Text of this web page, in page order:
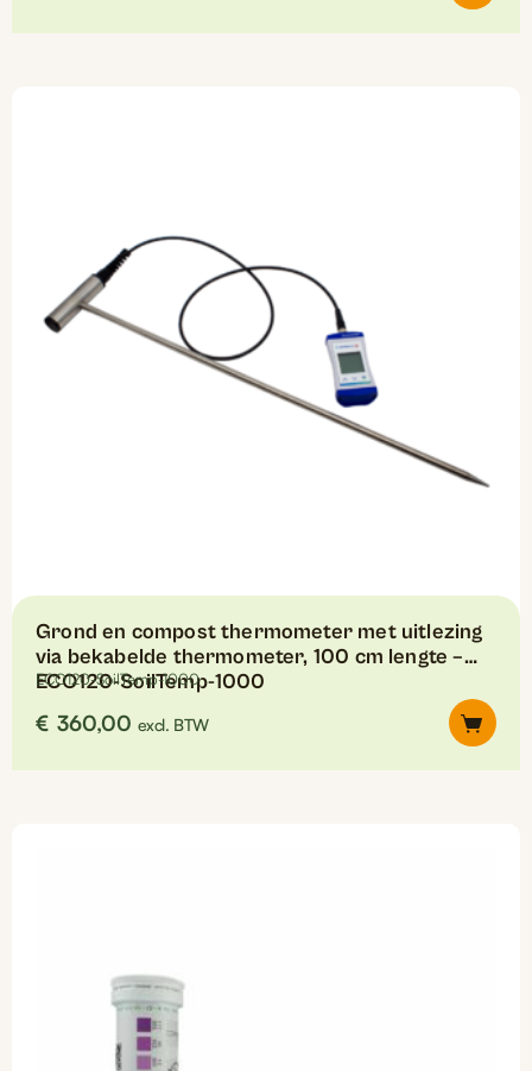
Grond en compost thermometer met uitlezing
via bekabelde thermometer, 100 cm lengte –
ECO120-SoilTemp-1000
ECO120-SoilTemp-1000
€ 360,00 excl. BTW